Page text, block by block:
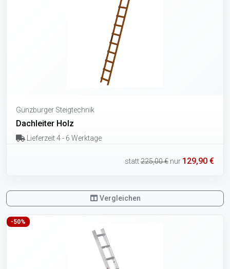
Günzburger Steigtechnik
Dachleiter Holz
Lieferzeit 4 - 6 Werktage
statt225,00 € nur 129,90 €
Vergleichen
-50%